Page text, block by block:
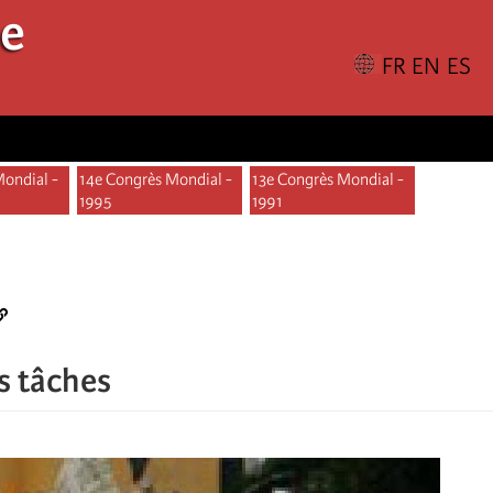
-
14e Congrès Mondial -
1995
13e Congrès Mondial -
1991
tâches